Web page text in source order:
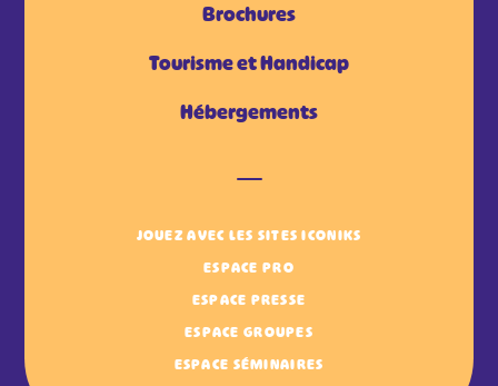
Brochures
Tourisme et Handicap
Hébergements
JOUEZ AVEC LES SITES ICONIKS
ESPACE PRO
ESPACE PRESSE
ESPACE GROUPES
ESPACE SÉMINAIRES